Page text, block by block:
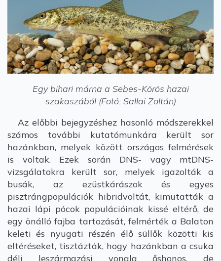
Egy bihari márna a Sebes-Körös hazai
szakaszából (Fotó: Sallai Zoltán)
Az előbbi bejegyzéshez hasonló módszerekkel
számos további kutatómunkára került sor
hazánkban, melyek között országos felmérések
is voltak. Ezek során DNS- vagy mtDNS-
vizsgálatokra került sor, melyek igazolták a
busák, az ezüstkárászok és egyes
pisztrángpopulációk hibridvoltát, kimutatták a
hazai lápi pócok populációinak kissé eltérő, de
egy önálló fajba tartozását, felmérték a Balaton
keleti és nyugati részén élő süllők közötti kis
eltéréseket, tisztázták, hogy hazánkban a csuka
déli leszármazási vonala őshonos, de